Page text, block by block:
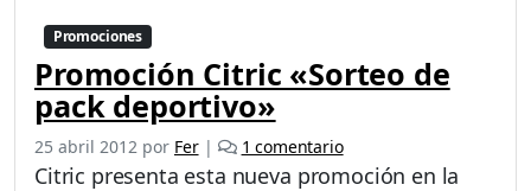
Promociones
Promoción Citric «Sorteo de
pack deportivo»
25 abril 2012 por Fer | 1 comentarioe
n
Citric presenta esta nueva promoción en la